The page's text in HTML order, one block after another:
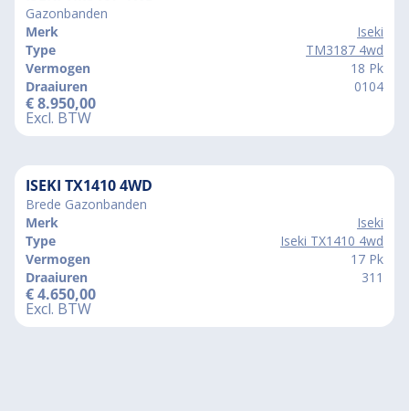
Gazonbanden
Merk
Iseki
Type
TM3187 4wd
Vermogen
18 Pk
Draaiuren
0104
€8.950,00
Excl. BTW
ISEKI TX1410 4WD
Brede Gazonbanden
Merk
Iseki
Type
Iseki TX1410 4wd
Vermogen
17 Pk
Draaiuren
311
€4.650,00
Excl. BTW